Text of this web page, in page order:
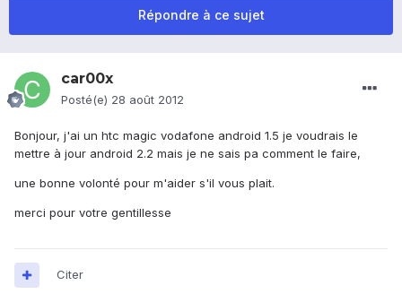
Répondre à ce sujet
car00x
Posté(e) 28 août 2012
Bonjour, j'ai un htc magic vodafone android 1.5 je voudrais le
mettre à jour android 2.2 mais je ne sais pa comment le faire,
une bonne volonté pour m'aider s'il vous plait.
merci pour votre gentillesse
Citer